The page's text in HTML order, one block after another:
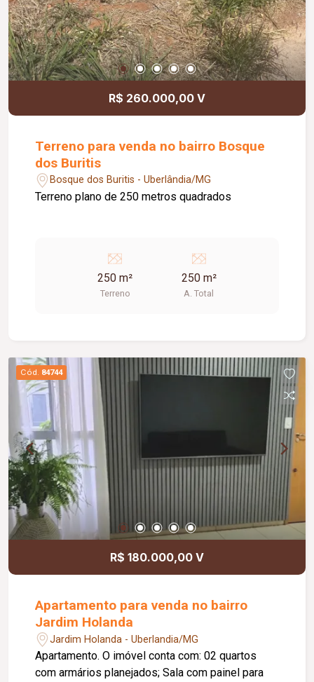
R$ 260.000,00 V
Terreno para venda no bairro Bosque
dos Buritis
Bosque dos Buritis - Uberlândia/MG
Terreno plano de 250 metros quadrados
250 m²
Terreno
250 m²
A. Total
Cód. 84744
R$ 180.000,00 V
Apartamento para venda no bairro
Jardim Holanda
Jardim Holanda - Uberlandia/MG
Apartamento. O imóvel conta com: 02 quartos
com armários planejados; Sala com painel para